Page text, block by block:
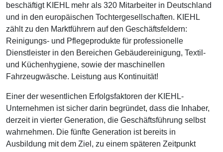
beschäftigt KIEHL mehr als 320 Mitarbeiter in Deutschland
und in den europäischen Tochtergesellschaften. KIEHL
zählt zu den Marktführern auf den Geschäftsfeldern:
Reinigungs- und Pflegeprodukte für professionelle
Dienstleister in den Bereichen Gebäudereinigung, Textil-
und Küchenhygiene, sowie der maschinellen
Fahrzeugwäsche. Leistung aus Kontinuität!
Einer der wesentlichen Erfolgsfaktoren der KIEHL-
Unternehmen ist sicher darin begründet, dass die Inhaber,
derzeit in vierter Generation, die Geschäftsführung selbst
wahrnehmen. Die fünfte Generation ist bereits in
Ausbildung mit dem Ziel, zu einem späteren Zeitpunkt